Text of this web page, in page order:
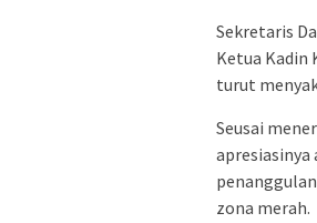
Sekretaris
Ketua Kadin
turut
Seusai
apresiasinya
zona merah.